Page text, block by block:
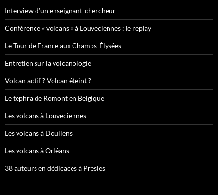
Interview d’un enseignant-chercheur
Conférence « volcans » à Louveciennes : le replay
Le Tour de France aux Champs-Élysées
Entretien sur la volcanologie
Volcan actif ? Volcan éteint ?
Le tephra de Romont en Belgique
Les volcans à Louveciennes
Les volcans à Doullens
Les volcans à Orléans
38 auteurs en dédicaces à Presles